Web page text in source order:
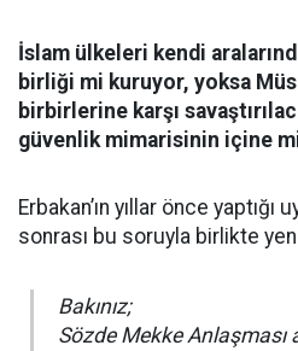
İslam ülkeleri kendi
birliği mi kuruyor, yoksa
birbirlerine karşı
güvenlik mimarisinin içine
Erbakan’ın yıllar önce yaptığı
sonrası bu soruyla birlikte
Bakınız;
Sözde Mekke Anlaşması